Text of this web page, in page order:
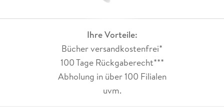
Ihre Vorteile:
Bücher versandkostenfrei*
100 Tage Rückgaberecht***
Abholung in über 100 Filialen
uvm.